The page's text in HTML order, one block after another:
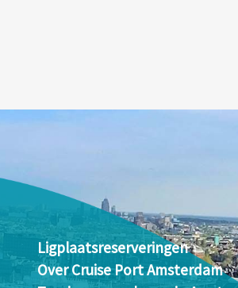
Ligplaatsreserveringen
Over Cruise Port Amsterdam